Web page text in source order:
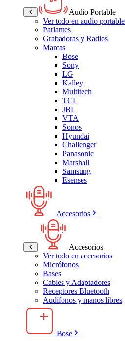
Audio Portable
Ver todo en audio portable
Parlantes
Grabadoras y Radios
Marcas
Bose
Sony
LG
Kalley
Multitech
TCL
JBL
VTA
Sonos
Hyundai
Challenger
Panasonic
Marshall
Samsung
Esenses
Accesorios
Accesorios
Ver todo en accesorios
Micrófonos
Bases
Cables y Adaptadores
Receptores Bluetooth
Audífonos y manos libres
Bose